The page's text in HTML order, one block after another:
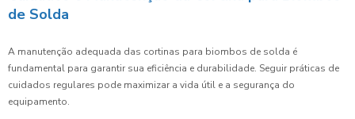
de Solda
A manutenção adequada das cortinas para biombos de solda é
fundamental para garantir sua eficiência e durabilidade. Seguir práticas de
cuidados regulares pode maximizar a vida útil e a segurança do
equipamento.